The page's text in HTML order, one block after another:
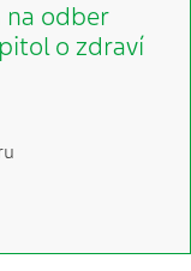
na odber
o zdraví